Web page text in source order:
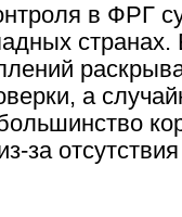
в ФРГ
а
за